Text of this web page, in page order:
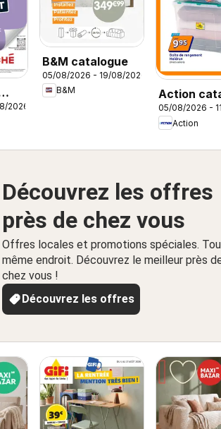
2026
B&M catalogue
05/08/2026 - 19/08/2026
B&M
Action
05/08/2026 -
Action
Découvrez les offres
près de chez vous
Offres locales et promotions spéciales.
même endroit. Découvrez le meilleur près
chez vous !
Découvrez les offres